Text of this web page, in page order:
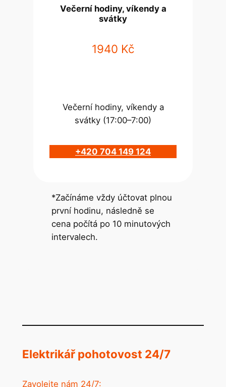
Večerní hodiny, víkendy a
svátky
1940 Kč
Večerní hodiny, víkendy a
svátky (17:00–7:00)
+420 704 149 124
*Začínáme vždy účtovat plnou
první hodinu, následně se
cena počítá po 10 minutových
intervalech.
Elektrikář pohotovost 24/7
Zavolejte nám 24/7: